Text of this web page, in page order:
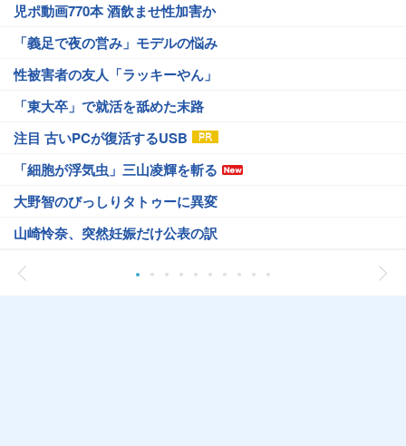
児ポ動画770本 酒飲ませ性加害か
「義足で夜の営み」モデルの悩み
性被害者の友人「ラッキーやん」
「東大卒」で就活を舐めた末路
注目 古いPCが復活するUSB
「細胞が浮気虫」三山凌輝を斬る
大野智のびっしりタトゥーに異変
山崎怜奈、突然妊娠だけ公表の訳